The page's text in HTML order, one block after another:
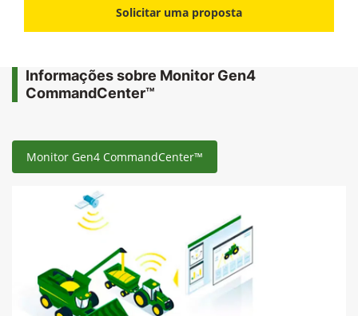
Solicitar uma proposta
Informações sobre Monitor Gen4
CommandCenter™
Monitor Gen4 CommandCenter™